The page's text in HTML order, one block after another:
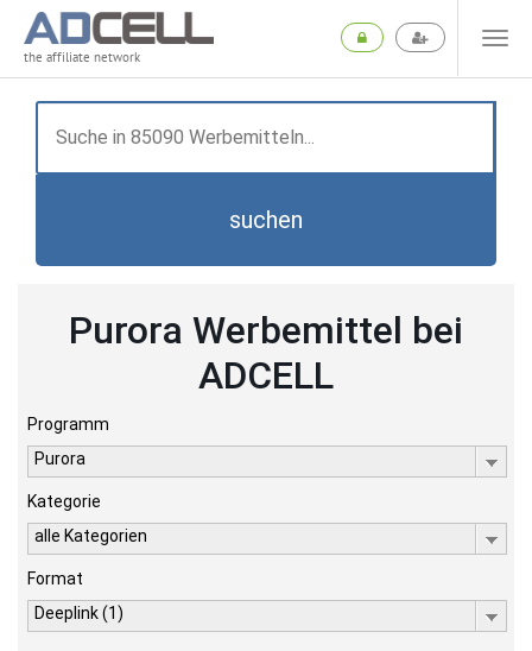
the affiliate network
suchen
Purora Werbemittel bei
ADCELL
Programm
Purora
Kategorie
alle Kategorien
Format
Deeplink (1)